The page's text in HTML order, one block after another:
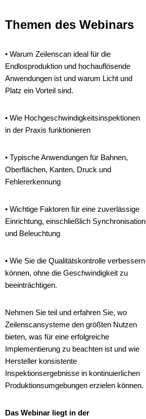
Themen des Webinars
• Warum Zeilenscan ideal für die
Endlosproduktion und hochauflösende
Anwendungen ist und warum Licht und
Platz ein Vorteil sind.
• Wie Hochgeschwindigkeitsinspektionen
in der Praxis funktionieren
• Typische Anwendungen für Bahnen,
Oberflächen, Kanten, Druck und
Fehlererkennung
• Wichtige Faktoren für eine zuverlässige
Einrichtung, einschließlich Synchronisation
und Beleuchtung
• Wie Sie die Qualitätskontrolle verbessern
können, ohne die Geschwindigkeit zu
beeinträchtigen.
Nehmen Sie teil und erfahren Sie, wo
Zeilenscansysteme den größten Nutzen
bieten, was für eine erfolgreiche
Implementierung zu beachten ist und wie
Hersteller konsistente
Inspektionsergebnisse in kontinuierlichen
Produktionsumgebungen erzielen können.
Das Webinar liegt in der